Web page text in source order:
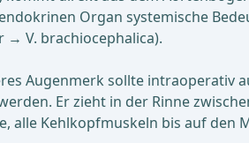
Organ systemische
→ V. brachiocephalica).
Augenmerk sollte intraoperativ
Er zieht in der Rinne
alle Kehlkopfmuskeln bis auf den